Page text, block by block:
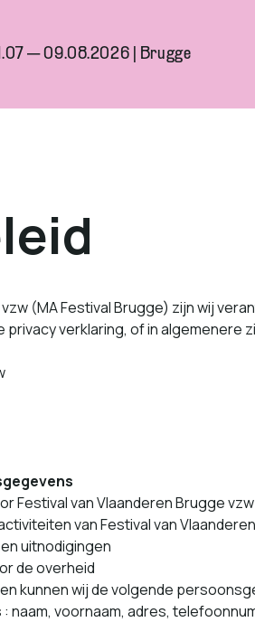
— 09.08.2026 | Brugge
(MA Festival Brugge) zijn wij
pri­va­cy verk­lar­ing, of in
Festival van Vlaanderen Brugge
van Festival van
uitn­odigin­gen
de overheid
kun­nen wij de vol­gende
voor­naam, adres,